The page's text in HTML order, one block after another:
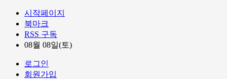
시작페이지
북마크
RSS 구독
08월 08일(토)
로그인
회원가입